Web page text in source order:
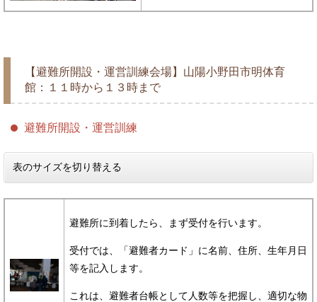
【避難所開設・運営訓練会場】山陽小野田市明体育
館：１１時から１３時まで
避難所開設・運営訓練
表のサイズを切り替える
避難所に到着したら、まず受付を行います。
受付では、「避難者カード」に名前、住所、生年月日
等を記入します。
これは、避難者台帳として人数等を把握し、適切な物